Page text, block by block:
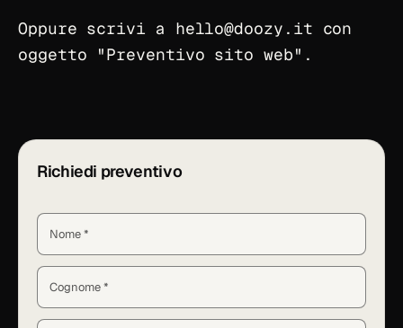
Oppure scrivi a hello@doozy.it con
oggetto "Preventivo sito web".
Richiedi preventivo
Nome *
Cognome *